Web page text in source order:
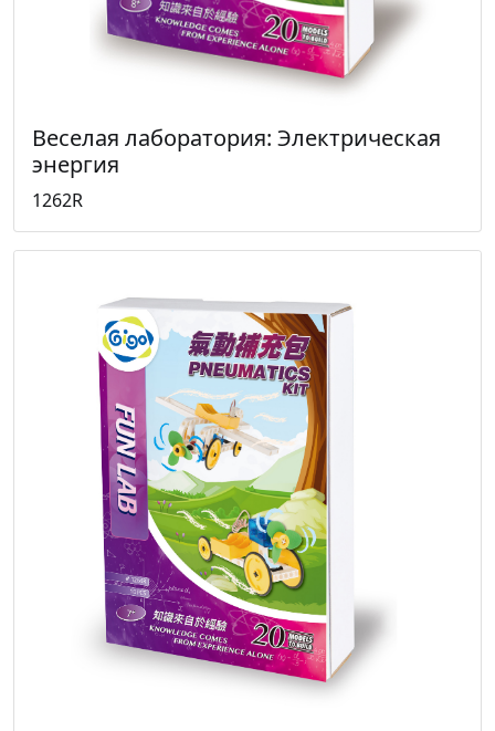
Веселая лаборатория: Электрическая
энергия
1262R